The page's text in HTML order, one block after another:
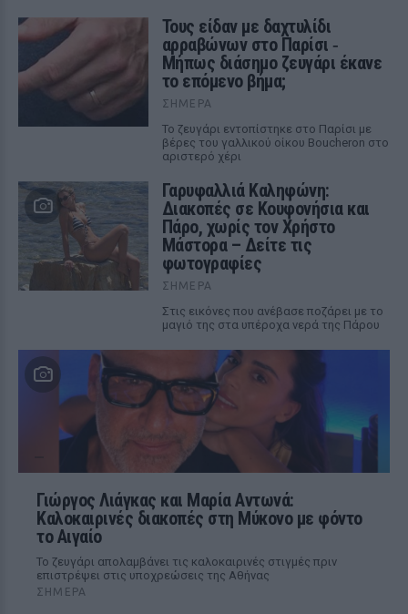
Τους είδαν με δαχτυλίδι
αρραβώνων στο Παρίσι ‑
Μήπως διάσημο ζευγάρι έκανε
το επόμενο βήμα;
ΣΉΜΕΡΑ
Το ζευγάρι εντοπίστηκε στο Παρίσι με
βέρες του γαλλικού οίκου Boucheron στο
αριστερό χέρι
Γαρυφαλλιά Καληφώνη:
Διακοπές σε Κουφονήσια και
Πάρο, χωρίς τον Χρήστο
Μάστορα – Δείτε τις
φωτογραφίες
ΣΉΜΕΡΑ
Στις εικόνες που ανέβασε ποζάρει με το
μαγιό της στα υπέροχα νερά της Πάρου
Γιώργος Λιάγκας και Μαρία Αντωνά:
Καλοκαιρινές διακοπές στη Μύκονο με φόντο
το Αιγαίο
Το ζευγάρι απολαμβάνει τις καλοκαιρινές στιγμές πριν
επιστρέψει στις υποχρεώσεις της Αθήνας
ΣΉΜΕΡΑ